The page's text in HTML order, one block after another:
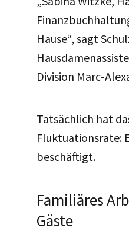
Hause“, sagt
Division Marc-
Tatsächlich hat
Fluktuationsrate:
beschäftigt.
Familiäres
Gäste